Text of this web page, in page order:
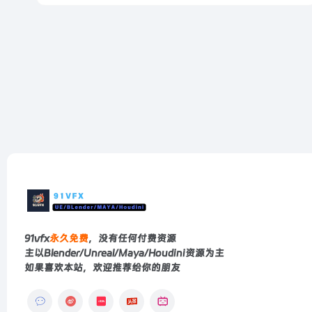
91vfx永久免费，没有任何付费资源
主以Blender/Unreal/Maya/Houdini资源为主
如果喜欢本站，欢迎推荐给你的朋友